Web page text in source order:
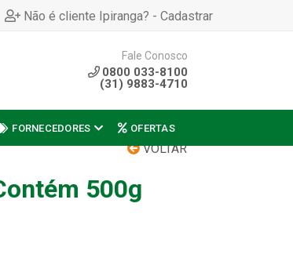
Não é cliente Ipiranga? - Cadastrar
Fale Conosco
0800 033-8100
(31) 9883-4710
FORNECEDORES OFERTAS
VOLTAR
500g